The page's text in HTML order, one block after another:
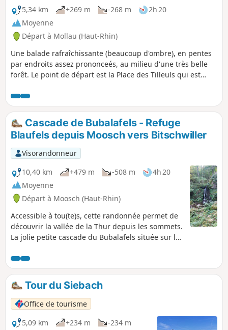
Thur.5,34 km
+269 m -268 m
2h 20
Moyenne
Départ à Mollau (Haut-Rhin)
Une balade rafraîchissante (beaucoup d'ombre), en pentes
par endroits assez prononceés, au milieu d'une très belle
forêt. Le point de départ est la Place des Tilleuls qui est
comporte des portions parfois un peu raides. La descente
est plus douce, même si encore prononcée.Beaux points de
vue sur la forêt, les hauteurs, les vallées, les cours d'eaux.
Cascade de Bubalafels - Refuge
Blaufels depuis Moosch vers Bitschwiller
Visorandonneur
10,40 km
+479 m -508 m
4h 20
Moyenne
Départ à Moosch (Haut-Rhin)
Accessible à tou(te)s, cette randonnée permet de
découvrir la vallée de la Thur depuis les sommets.
La jolie petite cascade du Bubalafels située sur les
quelques minutes seulement de la ville. Le
Refuge du Blaufels ainsi que Place Zundel
constituent des points de vue exceptionnels sur la
vallée en plus d'offrir la possibilité de pique-
niquer. Alors n'hésitez plus, partez à l'aventure !
Tour du Siebach
Office de tourisme
5,09 km
+234 m
-234 m